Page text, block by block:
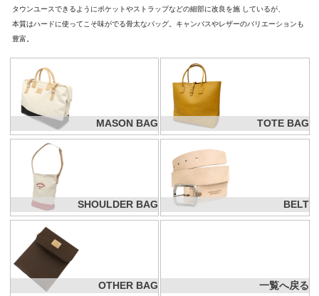
タウンユースできるようにポケットやストラップなどの細部に改良を施 しているが、
本質はハードに使ってこそ味がでる骨太なバッグ。キャンバスやレザーのバリエーションも
豊富。
MASON BAG TOTE BAG
SHOULDER BAG BELT
OTHER BAG 一覧へ戻る